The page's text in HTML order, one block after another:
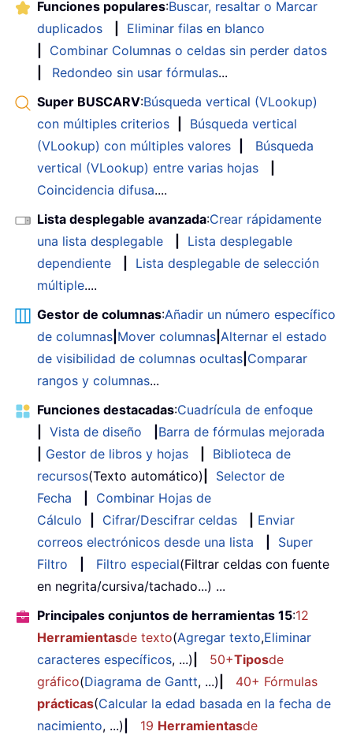
Funciones populares:Buscar, resaltar o Marcar
duplicados
Eliminar filas en blanco
Combinar Columnas o celdas sin perder datos
Redondeo sin usar fórmulas...
Super BUSCARV:Búsqueda vertical (VLookup)
con múltiples criterios
Búsqueda vertical
(VLookup) con múltiples valores
Búsqueda
vertical (VLookup) entre varias hojas
Coincidencia difusa....
Lista desplegable avanzada:Crear rápidamente
una lista desplegable
Lista desplegable
dependiente
Lista desplegable de selección
múltiple....
Gestor de columnas:Añadir un número específico
de columnas Mover columnas Alternar el estado
de visibilidad de columnas ocultas Comparar
rangos y columnas...
Funciones destacadas:Cuadrícula de enfoque
Vista de diseño
Barra de fórmulas mejorada
Gestor de libros y hojas
Biblioteca de
recursos(Texto automático)
Selector de
Fecha
Combinar Hojas de
Cálculo
Cifrar/Descifrar celdas
Enviar
correos electrónicos desde una lista
Super
Filtro
Filtro especial(Filtrar celdas con fuente
en negrita/cursiva/tachado...) ...
Principales conjuntos de herramientas 15:12
Herramientasde texto(Agregar texto,Eliminar
caracteres específicos, ...) 50+Tiposde
gráfico(Diagrama de Gantt, ...)
40+ Fórmulas
prácticas(Calcular la edad basada en la fecha de
nacimiento, ...) 19 Herramientasde